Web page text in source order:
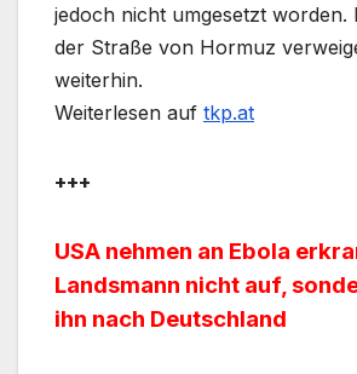
jedoch nicht umgesetzt worden.
der Straße von Hormuz
weiterhin.
Weiterlesen auf tkp.at
+++
USA nehmen an Ebola
Landsmann nicht auf,
ihn nach Deutschland